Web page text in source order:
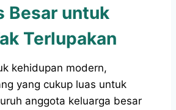
Besar untuk
Terlupakan
kehidupan modern,
yang cukup luas untuk
anggota keluarga besar